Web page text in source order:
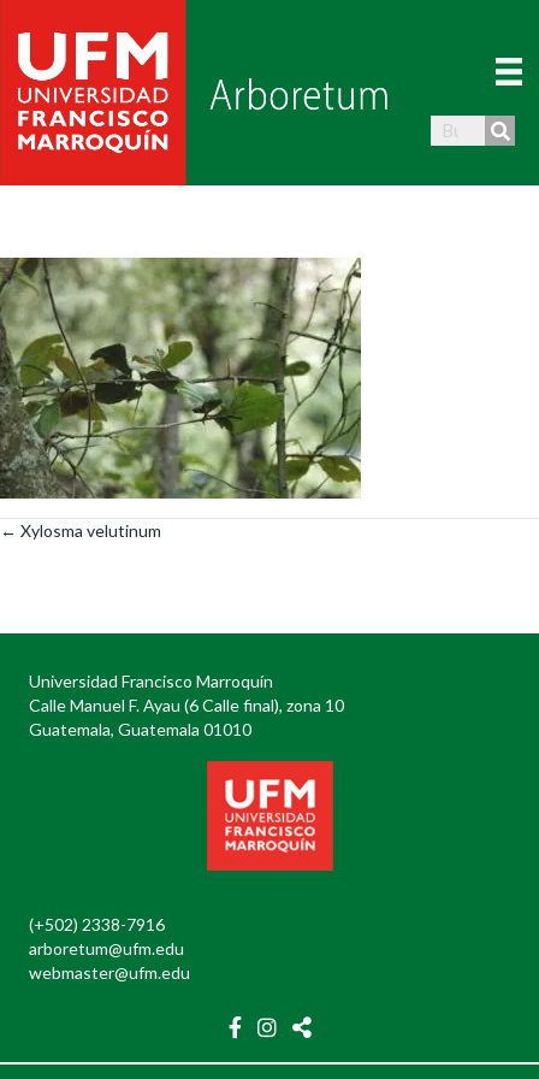
Posts
← Xylosma velutinum
Universidad Francisco Marroquín
Calle Manuel F. Ayau (6 Calle final), zona 10
Guatemala, Guatemala 01010
(+502) 2338-7916
arboretum@ufm.edu
webmaster@ufm.edu